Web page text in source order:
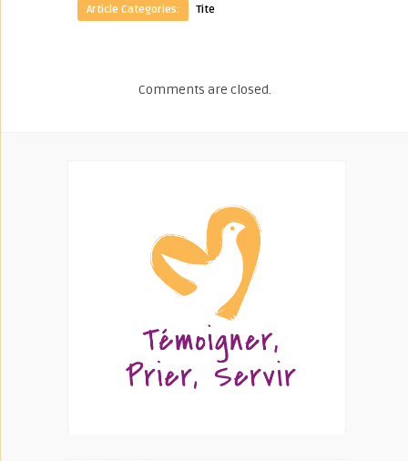
Article Categories: Tite
Comments are closed.